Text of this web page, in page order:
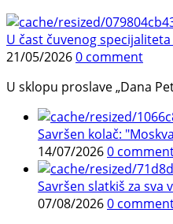
U čast čuvenog specijaliteta
21/05/20260 comment
U sklopu proslave „Dana
Savršen kolač:
14/07/20260
Savršen slatkiš za sva
07/08/20260